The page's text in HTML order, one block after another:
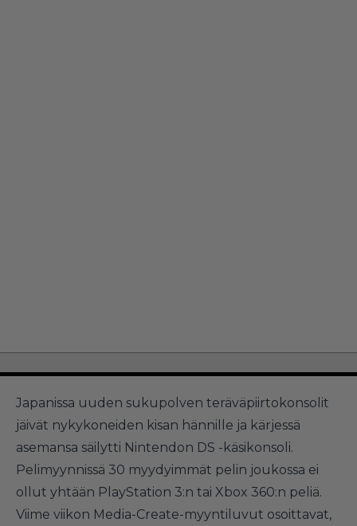
Japanissa uuden sukupolven teräväpiirtokonsolit
jäivät nykykoneiden kisan hännille ja kärjessä
asemansa säilytti Nintendon DS -käsikonsoli.
Pelimyynnissä 30 myydyimmät pelin joukossa ei
ollut yhtään PlayStation 3:n tai Xbox 360:n peliä.
Viime viikon Media-Create-myyntiluvut osoittavat,